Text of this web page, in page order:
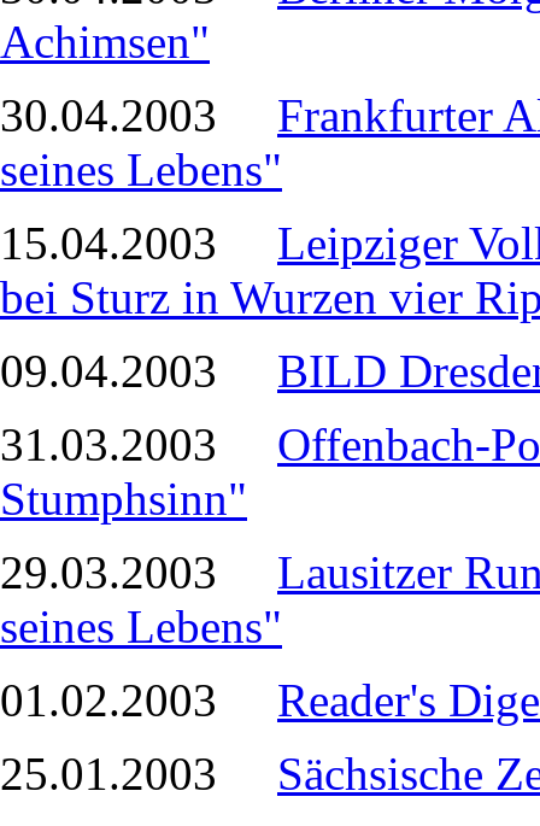
Achimsen"
30.04.2003 Frankfurter
seines Lebens"
15.04.2003 Leipziger
bei Sturz in Wurzen vier
09.04.2003 BILD
31.03.2003 Offenbach-
Stumphsinn"
29.03.2003 Lausitzer
seines Lebens"
01.02.2003 Reader's
25.01.2003 Sächsische